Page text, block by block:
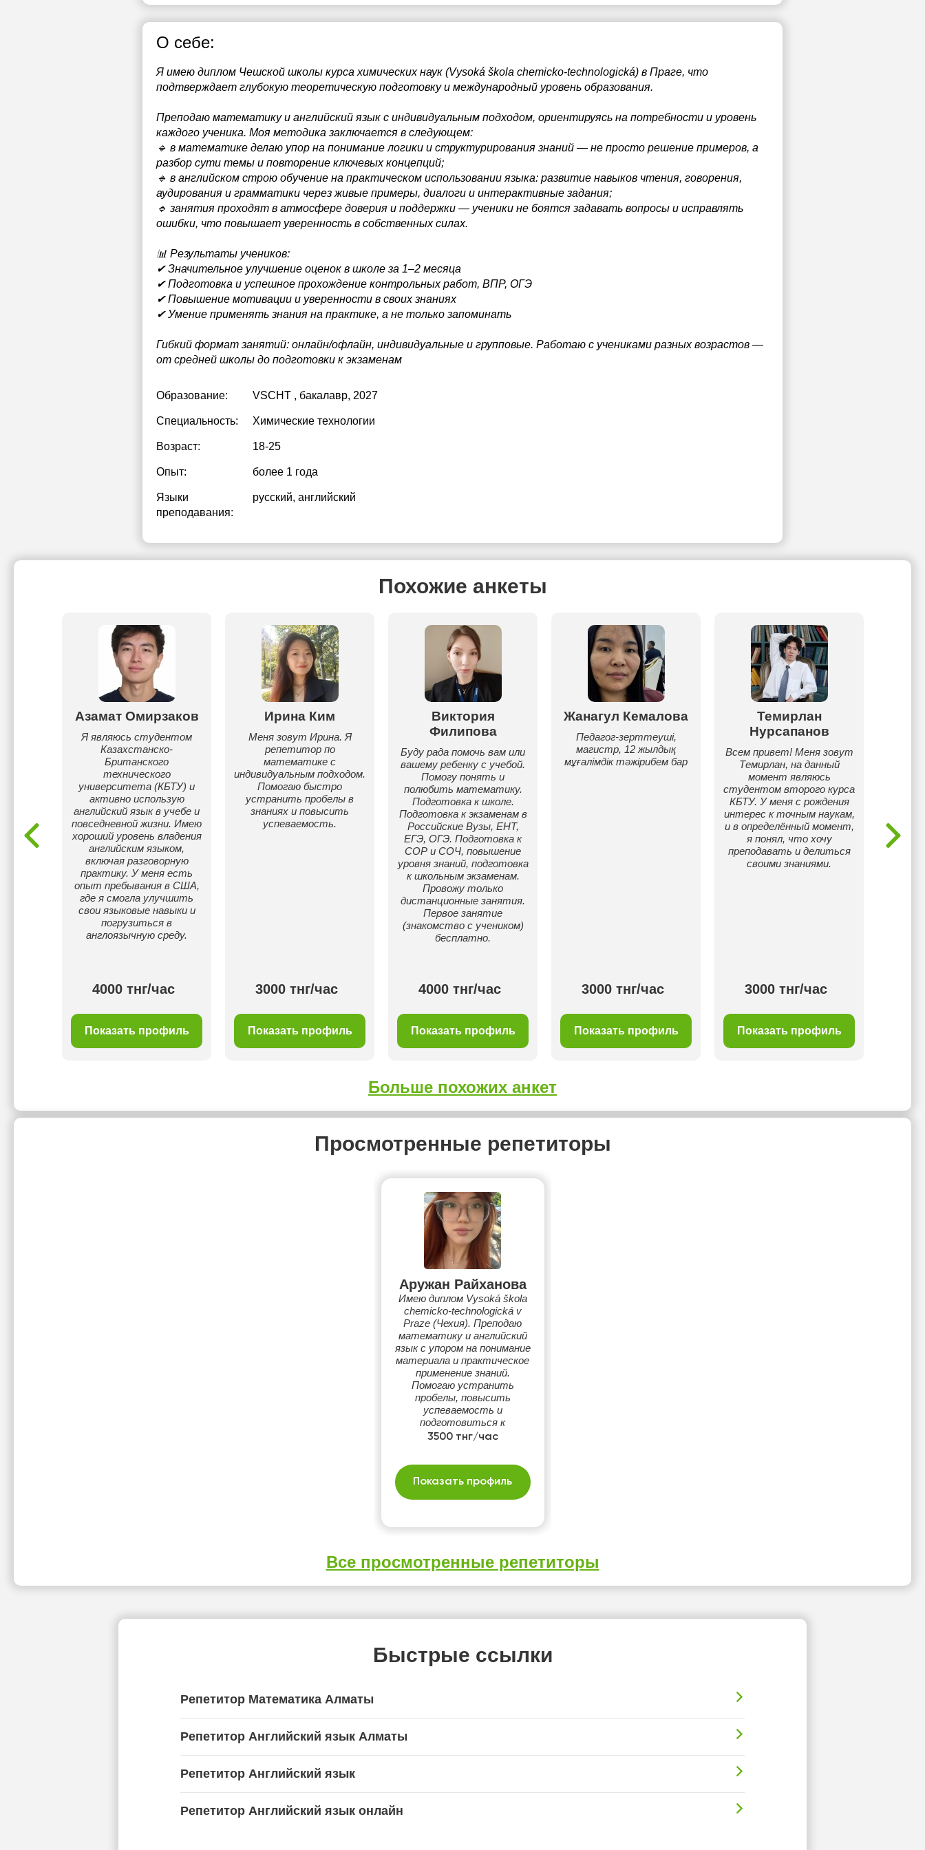
О себе:
Я имею диплом Чешской школы курса химических наук (Vysoká škola chemicko-technologická) в Праге, что
подтверждает глубокую теоретическую подготовку и международный уровень образования.
Преподаю математику и английский язык с индивидуальным подходом, ориентируясь на потребности и уровень
каждого ученика. Моя методика заключается в следующем:
🔹 в математике делаю упор на понимание логики и структурирования знаний — не просто решение примеров, а
разбор сути темы и повторение ключевых концепций;
🔹 в английском строю обучение на практическом использовании языка: развитие навыков чтения, говорения,
аудирования и грамматики через живые примеры, диалоги и интерактивные задания;
🔹 занятия проходят в атмосфере доверия и поддержки — ученики не боятся задавать вопросы и исправлять
ошибки, что повышает уверенность в собственных силах.
📊 Результаты учеников:
✔ Значительное улучшение оценок в школе за 1–2 месяца
✔ Подготовка и успешное прохождение контрольных работ, ВПР, ОГЭ
✔ Повышение мотивации и уверенности в своих знаниях
✔ Умение применять знания на практике, а не только запоминать
Гибкий формат занятий: онлайн/офлайн, индивидуальные и групповые. Работаю с учениками разных возрастов —
от средней школы до подготовки к экзаменам
Образование: VSCHT , бакалавр, 2027
Специальность: Химические технологии
Возраст: 18-25
Опыт: более 1 года
Языки
преподавания:
русский, английский
Похожие анкеты
Азамат Омирзаков
Я являюсь студентом
Казахстанско-
Британского
технического
университета (КБТУ) и
активно использую
английский язык в учебе и
повседневной жизни. Имею
хороший уровень владения
английским языком,
включая разговорную
практику. У меня есть
опыт пребывания в США,
где я смогла улучшить
свои языковые навыки и
погрузиться в
англоязычную среду.
4000 тнг/час
Показать профиль
Ирина Ким
Меня зовут Ирина. Я
репетитор по
математике с
индивидуальным подходом.
Помогаю быстро
устранить пробелы в
знаниях и повысить
успеваемость.
3000 тнг/час
Показать профиль
Виктория
Филипова
Буду рада помочь вам или
вашему ребенку с учебой.
Помогу понять и
полюбить математику.
Подготовка к школе.
Подготовка к экзаменам в
Российские Вузы, ЕНТ,
ЕГЭ, ОГЭ. Подготовка к
СОР и СОЧ, повышение
уровня знаний, подготовка
к школьным экзаменам.
Провожу только
дистанционные занятия.
Первое занятие
(знакомство с учеником)
бесплатно.
4000 тнг/час
Показать профиль
Жанагул Кемалова
Педагог-зерттеуші,
магистр, 12 жылдық
мұғалімдік тәжірибем бар
3000 тнг/час
Показать профиль
Темирлан
Нурсапанов
Всем привет! Меня зовут
Темирлан, на данный
момент являюсь
студентом второго курса
КБТУ. У меня с рождения
интерес к точным наукам,
и в определённый момент,
я понял, что хочу
преподавать и делиться
своими знаниями.
3000 тнг/час
Показать профиль
Больше похожих анкет
Просмотренные репетиторы
Аружан Райханова
Имею диплом Vysoká škola
chemicko-technologická v
Praze (Чехия). Преподаю
математику и английский
язык с упором на понимание
материала и практическое
применение знаний.
Помогаю устранить
пробелы, повысить
успеваемость и
подготовиться к
экзаменам.
3500 тнг/час
Показать профиль
Все просмотренные репетиторы
Быстрые ссылки
Репетитор Математика Алматы
Репетитор Английский язык Алматы
Репетитор Английский язык
Репетитор Английский язык онлайн
20:30 20:30